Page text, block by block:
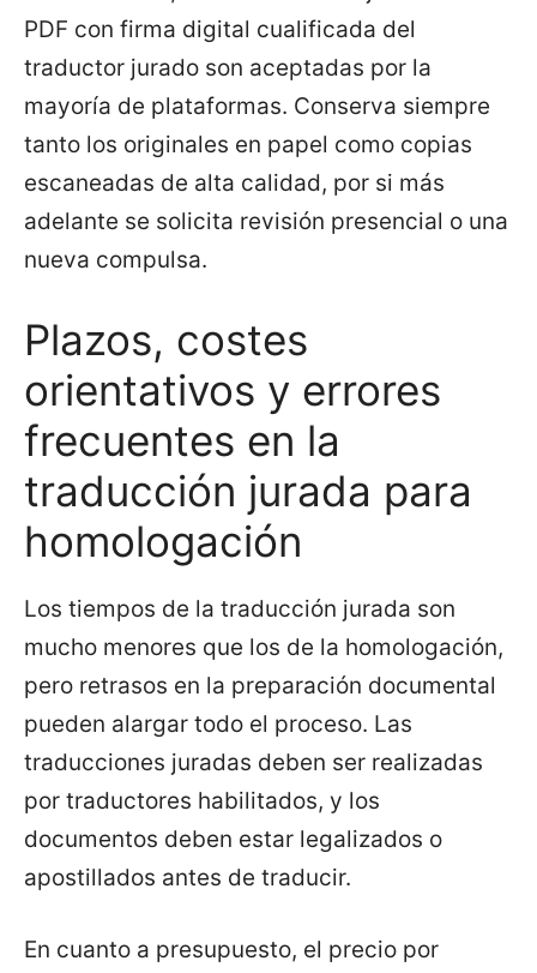
PDF con firma digital cualificada del
traductor jurado son aceptadas por la
mayoría de plataformas. Conserva siempre
tanto los originales en papel como copias
escaneadas de alta calidad, por si más
adelante se solicita revisión presencial o una
nueva compulsa.
Plazos, costes
orientativos y errores
frecuentes en la
traducción jurada para
homologación
Los tiempos de la traducción jurada son
mucho menores que los de la homologación,
pero retrasos en la preparación documental
pueden alargar todo el proceso. Las
traducciones juradas deben ser realizadas
por traductores habilitados, y los
documentos deben estar legalizados o
apostillados antes de traducir.
En cuanto a presupuesto, el precio por